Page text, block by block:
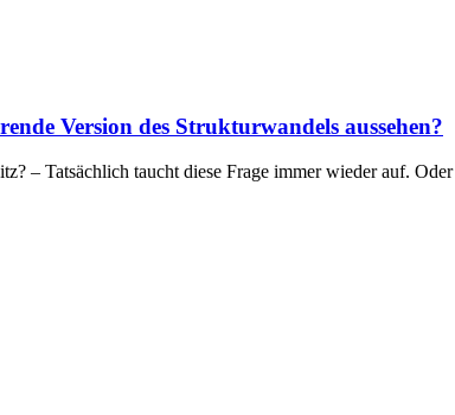
Version des Strukturwandels aussehen?
– Tatsächlich taucht diese Frage immer wieder auf. Oder